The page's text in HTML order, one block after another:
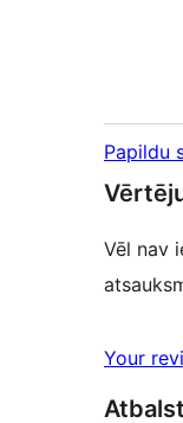
Papildu
Vēl nav
Your